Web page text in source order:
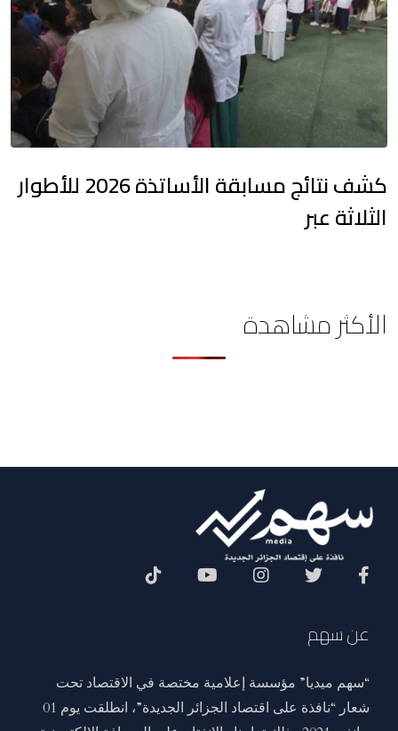
كشف نتائج مسابقة الأساتذة 2026 للأطوار
الثلاثة عبر
الأكثر مشاهدة
عن سهم
“سهم ميديا” مؤسسة إعلامية مختصة في الاقتصاد تحت
شعار “نافذة على اقتصاد الجزائر الجديدة”، انطلقت يوم 01